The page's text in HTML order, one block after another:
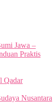
Jawa –
Praktis
Qadar
Nusantara